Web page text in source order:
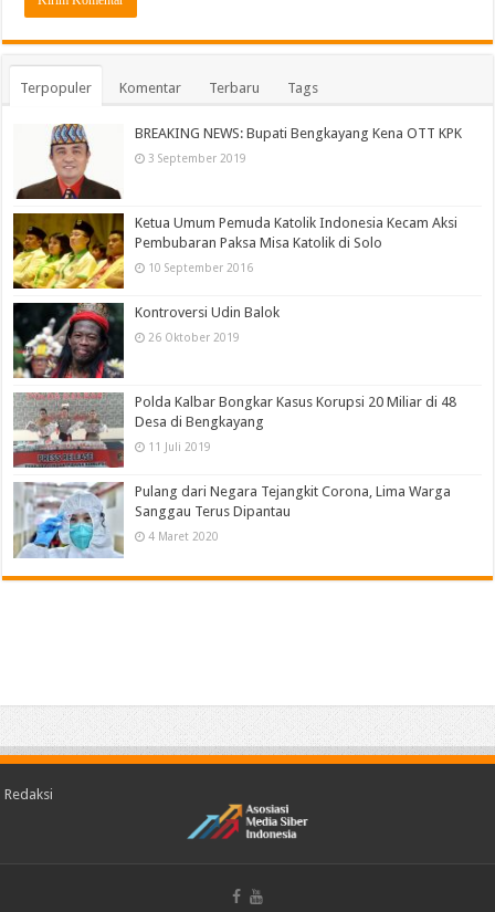
Terpopuler Komentar Terbaru Tags
BREAKING NEWS: Bupati Bengkayang Kena OTT KPK
3 September 2019
Ketua Umum Pemuda Katolik Indonesia Kecam Aksi
Pembubaran Paksa Misa Katolik di Solo
10 September 2016
Kontroversi Udin Balok
26 Oktober 2019
Polda Kalbar Bongkar Kasus Korupsi 20 Miliar di 48
Desa di Bengkayang
11 Juli 2019
Pulang dari Negara Tejangkit Corona, Lima Warga
Sanggau Terus Dipantau
4 Maret 2020
Redaksi